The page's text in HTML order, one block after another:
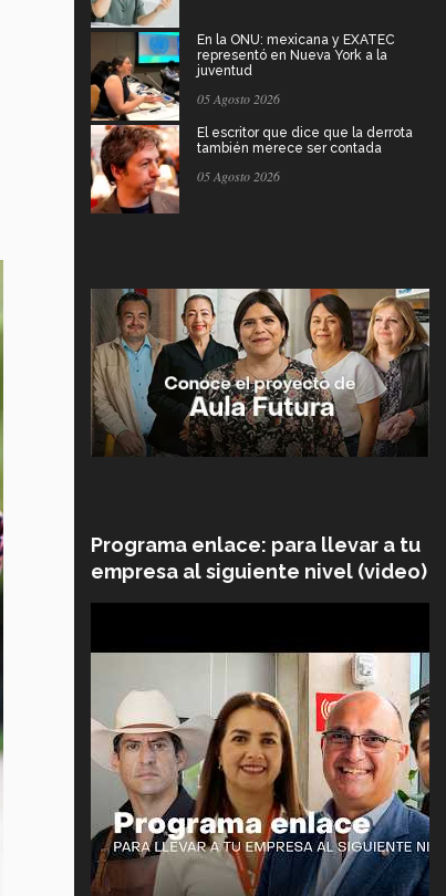
En la ONU: mexicana y EXATEC
representó en Nueva York a la
juventud
05 Agosto 2026
El escritor que dice que la derrota
también merece ser contada
05 Agosto 2026
Programa enlace: para llevar a tu
empresa al siguiente nivel (video)